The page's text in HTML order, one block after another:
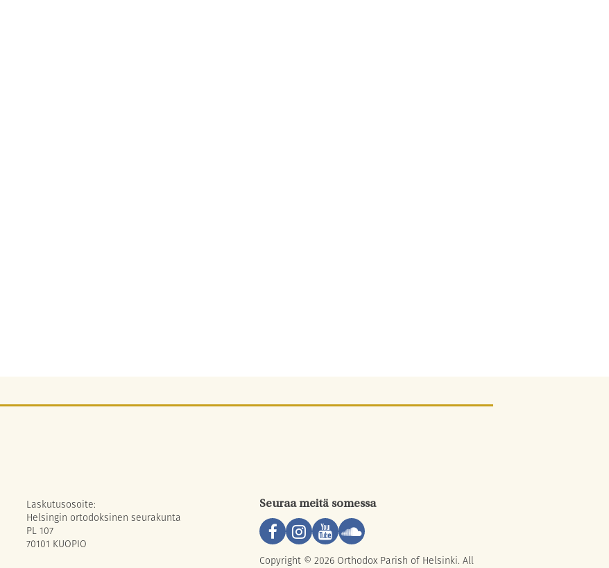
Laskutusosoite:
Helsingin ortodoksinen seurakunta
PL 107
70101 KUOPIO
Seuraa meitä somessa
Copyright © 2026 Orthodox Parish of Helsinki. All